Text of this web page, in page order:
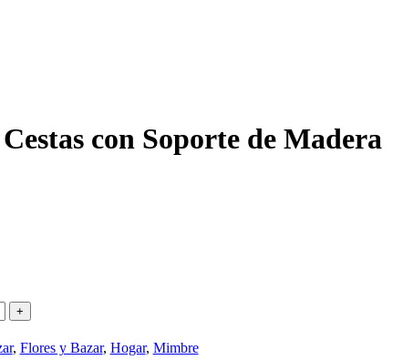
con Soporte de Madera
, Flores y Bazar, Hogar, Mimbre